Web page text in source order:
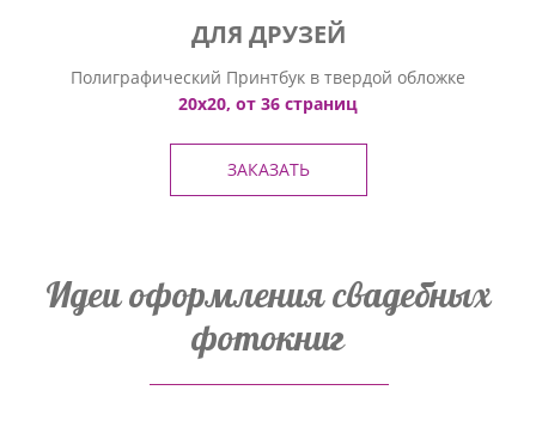
ДЛЯ ДРУЗЕЙ
Полиграфический Принтбук в твердой обложке
20х20, от 36 страниц
ЗАКАЗАТЬ
Идеи оформления свадебных
фотокниг